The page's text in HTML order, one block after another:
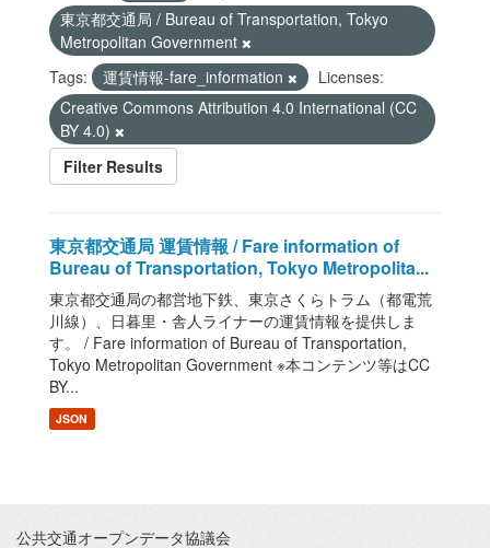
東京都交通局 / Bureau of Transportation, Tokyo
Metropolitan Government
Tags:
運賃情報-fare_information
Licenses:
Creative Commons Attribution 4.0 International (CC
BY 4.0)
Filter Results
東京都交通局 運賃情報 / Fare information of
Bureau of Transportation, Tokyo Metropolita...
東京都交通局の都営地下鉄、東京さくらトラム（都電荒
川線）、日暮里・舎人ライナーの運賃情報を提供しま
す。 / Fare information of Bureau of Transportation,
Tokyo Metropolitan Government ※本コンテンツ等はCC
BY...
JSON
公共交通オープンデータ協議会